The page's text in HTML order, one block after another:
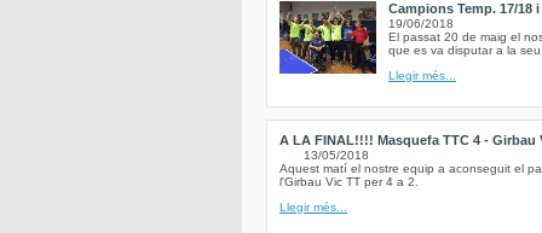
Campions Temp. 17/18 i
19/06/2018
El passat 20 de maig el
que es va disputar a la
Llegir més...
A LA FINAL!!!! Masquefa TTC 4 - Girbau
13/05/2018
Aquest matí el nostre equip a aconseguit el
l'Girbau Vic TT per 4 a 2.
Llegir més...